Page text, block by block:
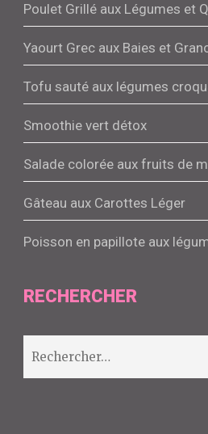
Poulet Grillé aux Légumes et
Yaourt Grec aux Baies et
Tofu sauté aux légumes
Smoothie vert détox
Salade colorée aux fruits de
Gâteau aux Carottes Léger
Poisson en papillote aux
RECHERCHER